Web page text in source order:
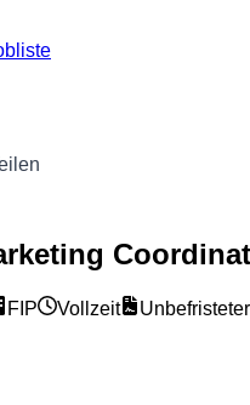
FIP Vollzeit